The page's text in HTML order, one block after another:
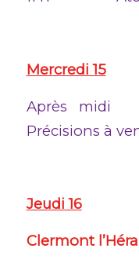
Mercredi 15
Après midi
Précisions à
Jeudi 16
Clermont